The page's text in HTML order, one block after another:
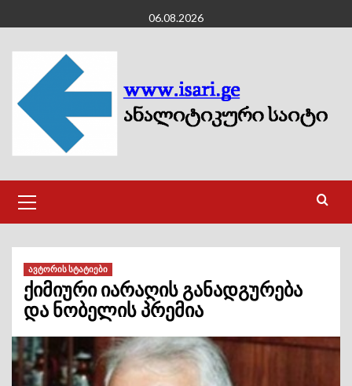
to
content
06.08.2026
Menu
ავტორის სტატიები
ქიმიური იარაღის განადგურება
და ნობელის პრემია